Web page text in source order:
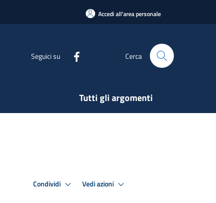
Accedi all'area personale
Seguici su Cerca
Tutti gli argomenti
Condividi Vedi azioni